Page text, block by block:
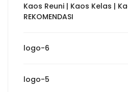
Kaos Reuni | Kaos Kelas |
REKOMENDASI
logo-6
logo-5